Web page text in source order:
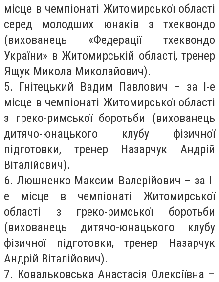
місце в чемпіонаті Житомирської області
серед молодших юнаків з тхеквондо
(вихованець «Федерації тхеквондо
України» в Житомирській області, тренер
Ящук Микола Миколайович).
5. Гнітецький Вадим Павлович – за I-е
місце в чемпіонаті Житомирської області
з греко-римської боротьби (вихованець
дитячо-юнацького клубу фізичної
підготовки, тренер Назарчук Андрій
Віталійович).
6. Люшненко Максим Валерійович – за I-
е місце в чемпіонаті Житомирської
області з греко-римської боротьби
(вихованець дитячо-юнацького клубу
фізичної підготовки, тренер Назарчук
Андрій Віталійович).
7. Ковальковська Анастасія Олексіївна –